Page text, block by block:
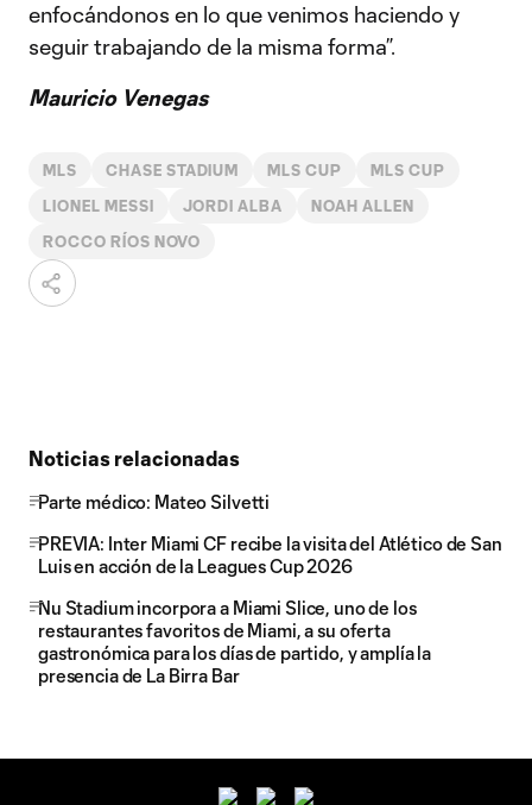
enfocándonos en lo que venimos haciendo y
seguir trabajando de la misma forma”.
Mauricio Venegas
MLS CHASE STADIUM MLS CUP MLS CUP
LIONEL MESSI JORDI ALBA NOAH ALLEN
ROCCO RÍOS NOVO
Noticias relacionadas
Parte médico: Mateo Silvetti
PREVIA: Inter Miami CF recibe la visita del Atlético de San
Luis en acción de la Leagues Cup 2026
Nu Stadium incorpora a Miami Slice, uno de los
restaurantes favoritos de Miami, a su oferta
gastronómica para los días de partido, y amplía la
presencia de La Birra Bar